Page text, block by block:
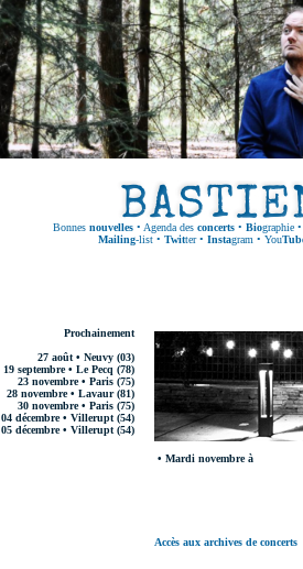
Bonnes nouvelles • Agenda des concerts • Biographie •
Mailing-list• Twitter• Instagram • You
Prochainement
27 août • Neuvy (03)
19 septembre • Le Pecq (78)
23 novembre • Paris (75)
28 novembre • Lavaur (81)
30 novembre • Paris (75)
04 décembre • Villerupt (54)
05 décembre • Villerupt (54)
• Mardi novembre à
Accès aux archives de concerts